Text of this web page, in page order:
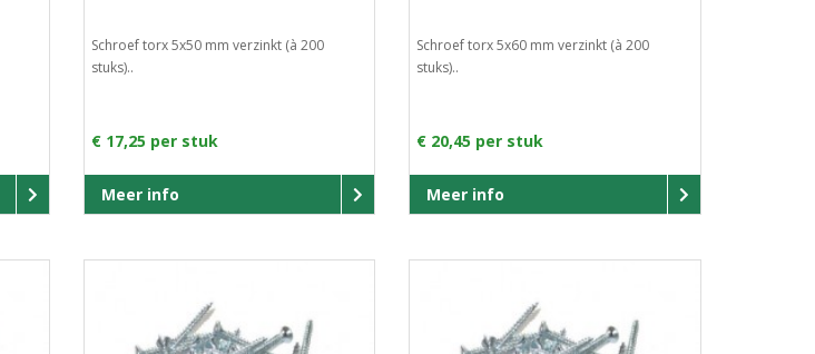
Schroef torx 5x50 mm verzinkt (à 200
stuks)..
€ 17,25 per stuk
Meer info
Schroef torx 5x60 mm verzinkt (à 200
stuks)..
€ 20,45 per stuk
Meer info